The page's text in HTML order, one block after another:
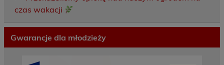
czas wakacji
Gwarancje dla młodzieży